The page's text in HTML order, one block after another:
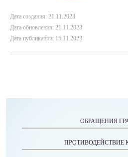
Дата создания: 21.11.2023
Дата обновления: 21.11.2023
Дата публикации: 15.11.2023
ОБРАЩЕНИЯ
ПРОТИВОДЕЙСТВИЕ